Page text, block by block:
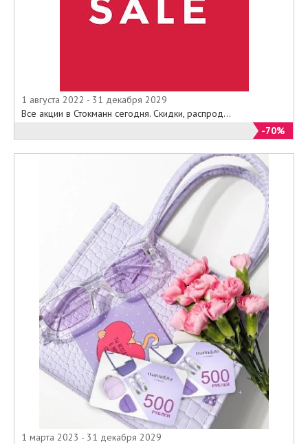
1 августа 2022 - 31 декабря 2029
Все акции в Стокманн сегодня. Скидки, распрод...
-70%
1 марта 2023 - 31 декабря 2029